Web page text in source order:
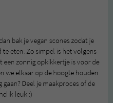
bak je vegan scones zodat je
eten. Zo simpel is het volgens
een zonnig opkikkertje is voor de
we elkaar op de hoogte houden
Deel je maakproces of de
ik leuk :)